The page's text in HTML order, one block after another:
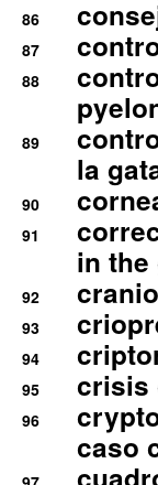
86
87
88
89
la
90
91
in the
92
93
94
95 crisis
96
caso